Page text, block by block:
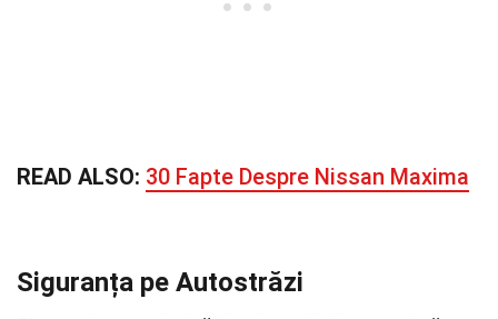
READ ALSO: 30 Fapte Despre Nissan Maxima
Siguranța pe Autostrăzi